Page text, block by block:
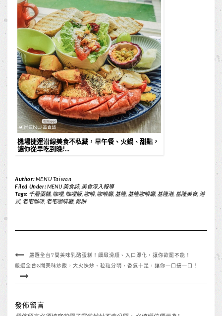
機場捷運沿線美食不私藏，早午餐、火鍋、甜點，
讓你從早吃到晚!...
Author:MENU Taiwan
Filed Under:MENU 美食誌, 美食深入報導
Tags: 千層蛋糕, 咖哩, 咖哩飯, 咖啡, 咖啡廳, 基隆, 基隆咖啡廳, 基隆港, 基隆美食, 港
式, 老宅咖啡, 老宅咖啡廳, 鬆餅
嚴選全台7間美味乳酪蛋糕！細緻滑順、入口即化，讓你欲罷不能！
嚴選全台6間美味炒飯，大火快炒、粒粒分明、香氣十足，讓你一口接一口！
發佈留言